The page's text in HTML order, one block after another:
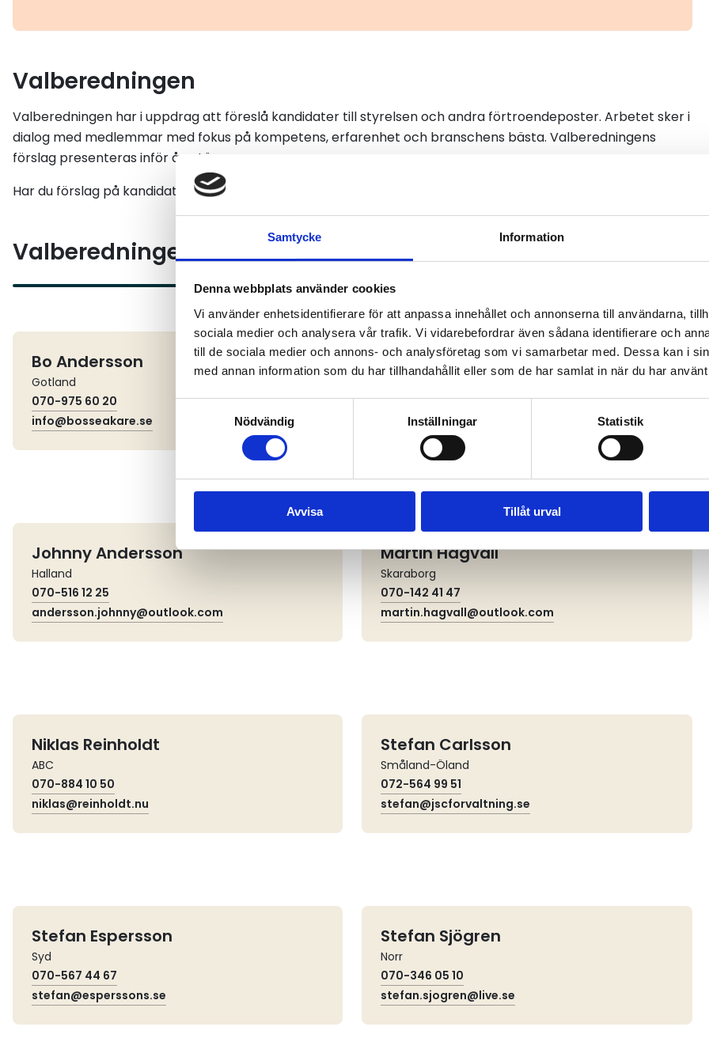
Samtycke Information
Denna webbplats använder cookies
Vi använder enhetsidentifierare för att anpassa innehållet och annonserna till användarna,
sociala medier och analysera vår trafik. Vi vidarebefordrar även sådana identifierare och
till de sociala medier och annons- och analysföretag som vi samarbetar med. Dessa kan i
med annan information som du har tillhandahållit eller som de har samlat in när du har
Nödvändig
Inställningar Statistik
Avvisa Tillåt urval
Valberedningen
Valberedningen har i uppdrag att föreslå kandidater till styrelsen och andra förtroendeposter. Arbetet sker i
dialog med medlemmar med fokus på kompetens, erfarenhet och branschens bästa. Valberedningens
förslag presenteras inför årsstämman.
Har du förslag på kandidater eller vill du veta mer om hur arbetet går till? Kontakta valberedningen.
Valberedningens ledamöter
Bo Andersson
Gotland
070-975 60 20
info@bosseakare.se
Christer Friberg
070-244 50 20
christer@sunnemoakeri.se
Johnny Andersson
Halland
070-516 12 25
andersson.johnny@outlook.com
Martin Hagvall
Skaraborg
070-142 41 47
martin.hagvall@outlook.com
Niklas Reinholdt
ABC
070-884 10 50
niklas@reinholdt.nu
Stefan Carlsson
Småland-Öland
072-564 99 51
stefan@jscforvaltning.se
Stefan Espersson
Syd
070-567 44 67
stefan@esperssons.se
Stefan Sjögren
Norr
070-346 05 10
stefan.sjogren@live.se